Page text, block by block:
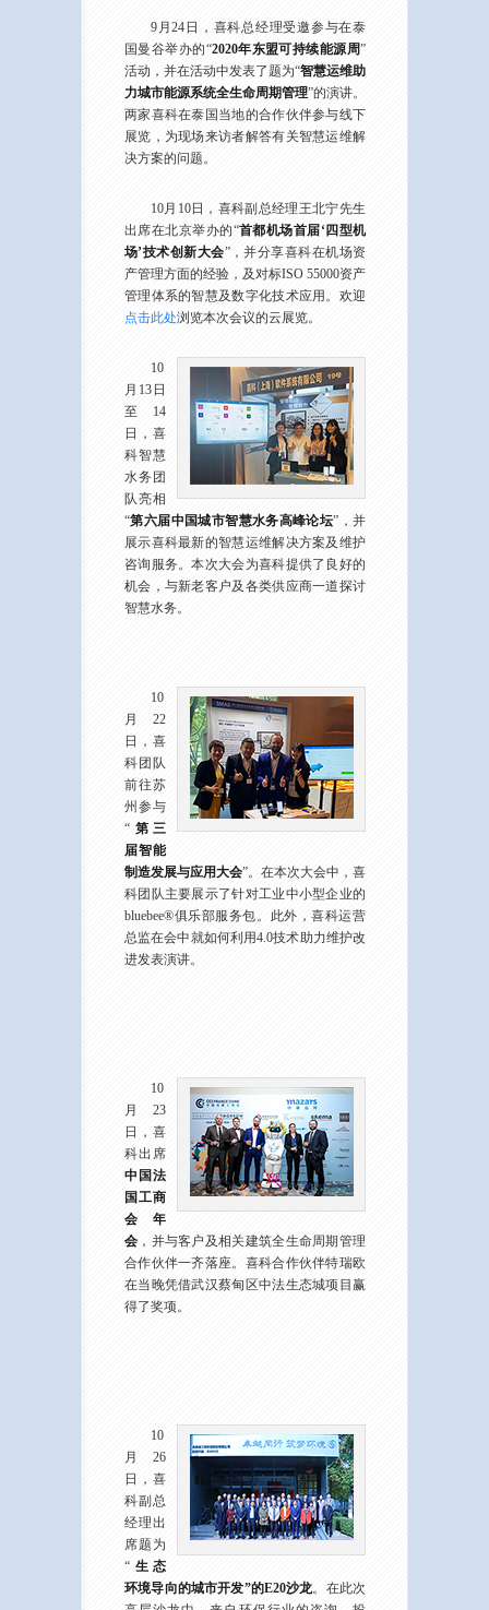
9月24日，喜科总经理受邀参与在泰
国曼谷举办的“2020年东盟可持续能源周”
活动，并在活动中发表了题为“智慧运维助
力城市能源系统全生命周期管理”的演讲。
两家喜科在泰国当地的合作伙伴参与线下
展览，为现场来访者解答有关智慧运维解
决方案的问题。
10月10日，喜科副总经理王北宁先生
出席在北京举办的“首都机场首届‘四型机
场’技术创新大会”，并分享喜科在机场资
产管理方面的经验，及对标ISO 55000资产
管理体系的智慧及数字化技术应用。欢迎
点击此处浏览本次会议的云展览。
10
月13日
至14
日，喜
科智慧
水务团
队亮相
“第六届中国城市智慧水务高峰论坛”，并
展示喜科最新的智慧运维解决方案及维护
咨询服务。本次大会为喜科提供了良好的
机会，与新老客户及各类供应商一道探讨
智慧水务。
10
月22
日，喜
科团队
前往苏
州参与
“ 第三
届智能
制造发展与应用大会”。在本次大会中，喜
科团队主要展示了针对工业中小型企业的
bluebee®俱乐部服务包。此外，喜科运营
总监在会中就如何利用4.0技术助力维护改
进发表演讲。
10
月23
日，喜
科出席
中国法
国工商
会年
会 ，并与客户及相关建筑全生命周期管理
合作伙伴一齐落座。喜科合作伙伴特瑞欧
在当晚凭借武汉蔡甸区中法生态城项目赢
得了奖项。
10
月26
日，喜
科副总
经理出
席题为
“ 生态
环境导向的城市开发”的E20沙龙。在此次